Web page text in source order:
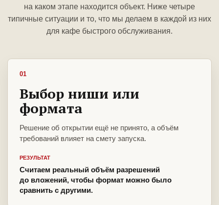
на каком этапе находится объект. Ниже четыре
типичные ситуации и то, что мы делаем в каждой из них
для кафе быстрого обслуживания.
01
Выбор ниши или
формата
Решение об открытии ещё не принято, а объём
требований влияет на смету запуска.
РЕЗУЛЬТАТ
Считаем реальный объём разрешений
до вложений, чтобы формат можно было
сравнить с другими.